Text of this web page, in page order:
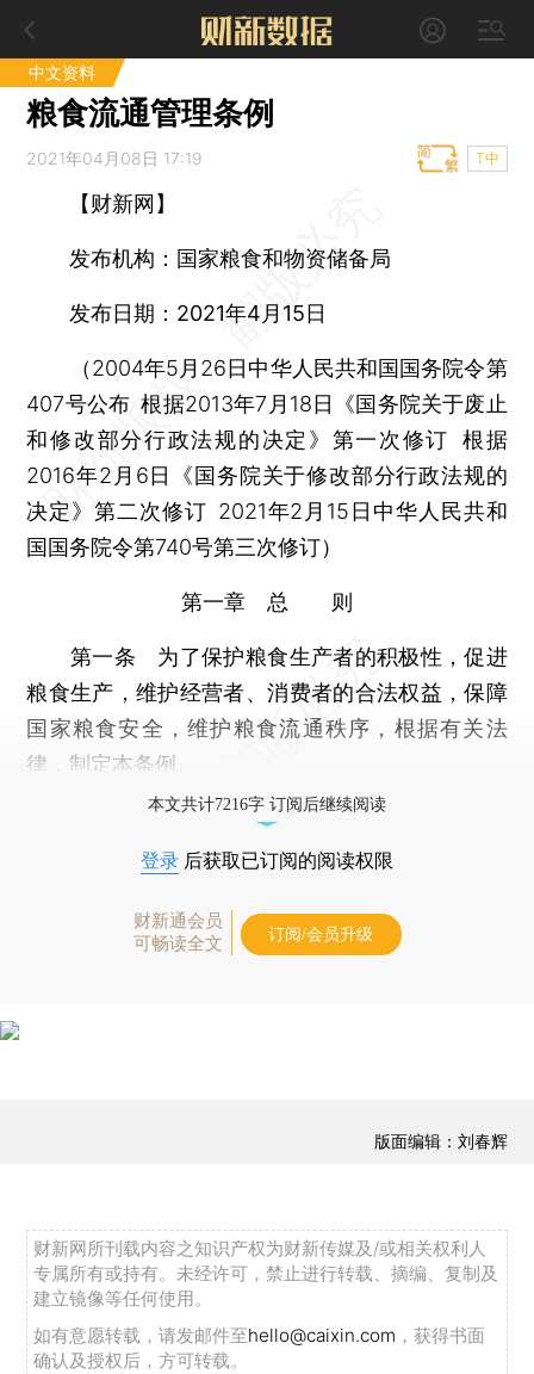
中文资料
粮食流通管理条例
2021年04月08日 17:19 T中
【财新网】
发布机构：国家粮食和物资储备局
发布日期：2021年4月15日
（2004年5月26日中华人民共和国国务院令第
407号公布 根据2013年7月18日《国务院关于废止
和修改部分行政法规的决定》第一次修订 根据
2016年2月6日《国务院关于修改部分行政法规的
决定》第二次修订 2021年2月15日中华人民共和
国国务院令第740号第三次修订）
第一章 总 则
第一条 为了保护粮食生产者的积极性，促进
粮食生产，维护经营者、消费者的合法权益，保障
国家粮食安全，维护粮食流通秩序，根据有关法
律，制定本条例。
本文共计7216字 订阅后继续阅读
登录 后获取已订阅的阅读权限
财新通会员
可畅读全文
订阅/会员升级
版面编辑：刘春辉
财新网所刊载内容之知识产权为财新传媒及/或相关权利人
专属所有或持有。未经许可，禁止进行转载、摘编、复制及
建立镜像等任何使用。
如有意愿转载，请发邮件至hello@caixin.com ，获得书面
确认及授权后，方可转载。